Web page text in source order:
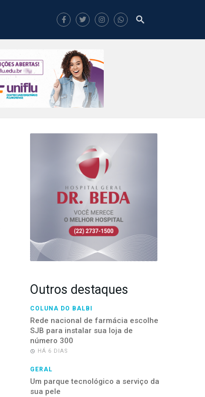
Outros destaques
COLUNA DO BALBI
Rede nacional de farmácia escolhe
SJB para instalar sua loja de
número 300
HÁ 6 DIAS
GERAL
Um parque tecnológico a serviço da
sua pele